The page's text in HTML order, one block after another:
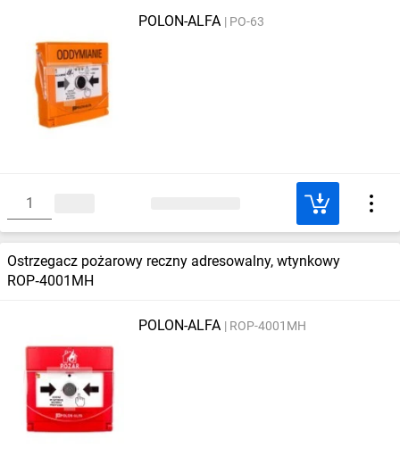
POLON-ALFA PO-63
Ostrzegacz pożarowy reczny adresowalny, wtynkowy
ROP‑4001MH
POLON-ALFA ROP-4001MH